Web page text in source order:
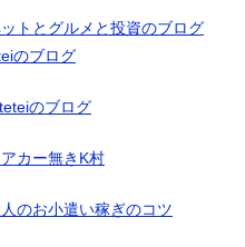
ットとグルメと投資のブログ
のブログ
のブログ
アカー無きK村
人のお小遣い稼ぎのコツ